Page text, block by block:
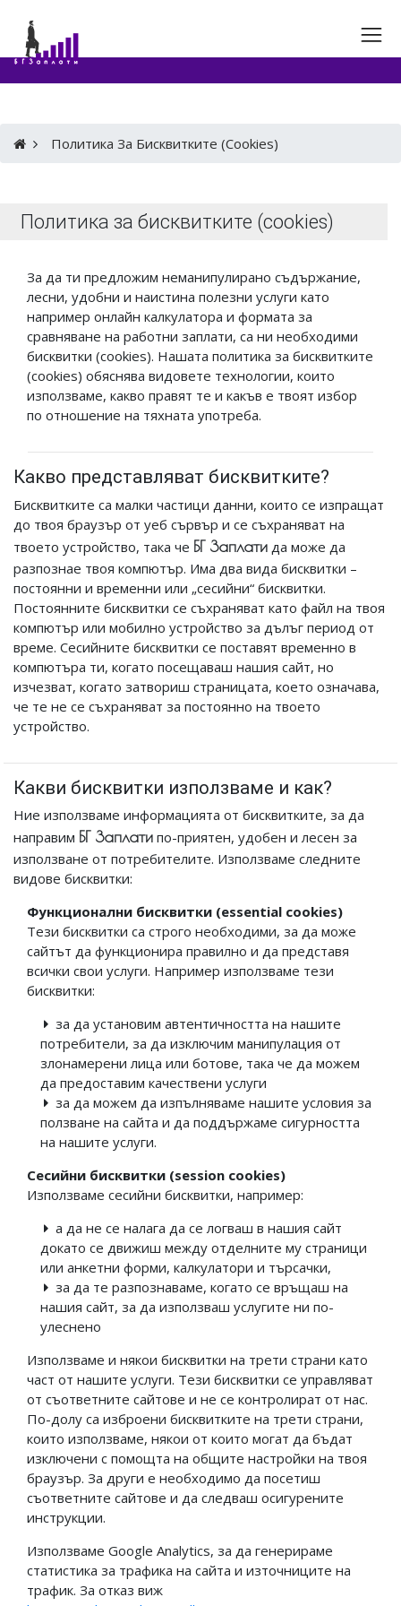
Политика За Бисквитките (cookies)
Политика за бисквитките (cookies)
За да ти предложим неманипулирано съдържание,
лесни, удобни и наистина полезни услуги като
например онлайн калкулатора и формата за
сравняване на работни заплати, са ни необходими
бисквитки (cookies). Нашата политика за бисквитките
(cookies) обяснява видовете технологии, които
използваме, какво правят те и какъв е твоят избор
по отношение на тяхната употреба.
Какво представляват бисквитките?
Бисквитките са малки частици данни, които се изпращат
до твоя браузър от уеб сървър и се съхраняват на
твоето устройство, така че БГ Заплати да може да
разпознае твоя компютър. Има два вида бисквитки –
постоянни и временни или „сесийни“ бисквитки.
Постоянните бисквитки се съхраняват като файл на твоя
компютър или мобилно устройство за дълъг период от
време. Сесийните бисквитки се поставят временно в
компютъра ти, когато посещаваш нашия сайт, но
изчезват, когато затвориш страницата, което означава,
че те не се съхраняват за постоянно на твоето
устройство.
Какви бисквитки използваме и как?
Ние използваме информацията от бисквитките, за да
направим БГ Заплати по-приятeн, удобeн и лесeн за
използване от потребителите. Използваме следните
видове бисквитки:
Функционални бисквитки (essential cookies)
Тези бисквитки са строго необходими, за да може
сайтът да функционира правилно и да представя
всички свои услуги. Например използваме тези
бисквитки:
за да установим автентичността на нашите
потребители, за да изключим манипулация от
злонамерени лица или ботове, така че да можем
да предоставим качествени услуги
за да можем да изпълняваме нашите условия за
ползване на сайта и да поддържаме сигурността
на нашите услуги.
Сесийни бисквитки (session cookies)
Използваме сесийни бисквитки, например:
а да не се налага да се логваш в нашия сайт
докато се движиш между отделните му страници
или анкетни форми, калкулатори и търсачки,
за да те разпознаваме, когато се връщаш на
нашия сайт, за да използваш услугите ни по-
улеснено
Използваме и някои бисквитки на трети страни като
част от нашите услуги. Тези бисквитки се управляват
от съответните сайтове и не се контролират от нас.
По-долу са изброени бисквитките на трети страни,
които използваме, някои от които могат да бъдат
изключени с помощта на общите настройки на твоя
браузър. За други е необходимо да посетиш
съответните сайтове и да следваш осигурените
инструкции.
Използваме Google Analytics, за да генерираме
статистика за трафика на сайта и източниците на
трафик. За отказ виж